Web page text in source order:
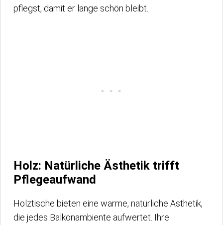
pflegst, damit er lange schön bleibt.
Holz: Natürliche Ästhetik trifft
Pflegeaufwand
Holztische bieten eine warme, natürliche Ästhetik,
die jedes Balkonambiente aufwertet. Ihre